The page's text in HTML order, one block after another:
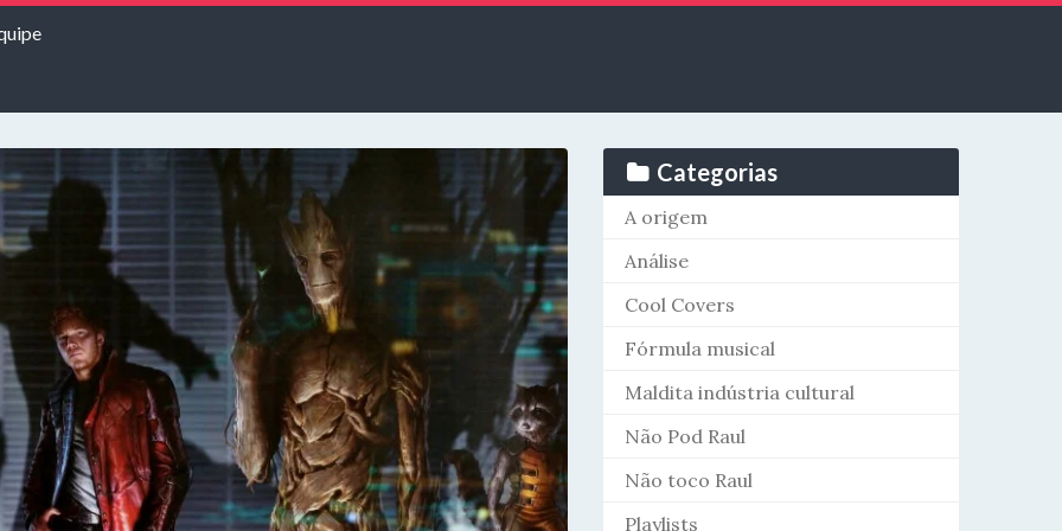
Categorias
A origem
Análise
Cool Covers
Fórmula musical
Maldita indústria cultural
Não Pod Raul
Não toco Raul
Playlists